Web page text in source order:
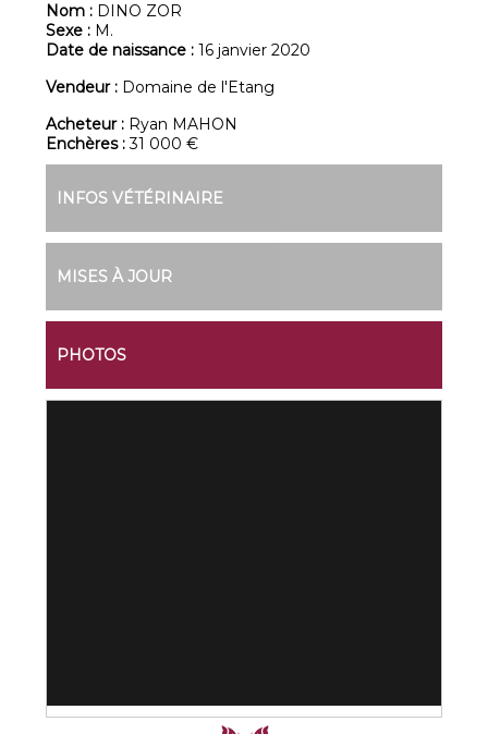
Nom : DINO ZOR
Sexe : M.
Date de naissance :16 janvier 2020
Vendeur : Domaine de l'Etang
Acheteur : Ryan MAHON
Enchères :31 000 €
INFOS VÉTÉRINAIRE
MISES À JOUR
PHOTOS